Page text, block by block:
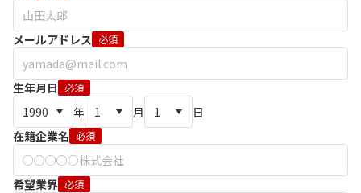
メールアドレス 必須
生年月日 必須
年 月
日
在籍企業名 必須
希望業界 必須